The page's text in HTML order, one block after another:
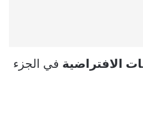
الافتراضية في الجزء